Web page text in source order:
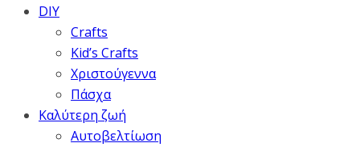
DIY
Crafts
Kid’s Crafts
Χριστούγεννα
Πάσχα
Καλύτερη ζωή
Αυτοβελτίωση